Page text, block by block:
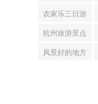
(37)
农家乐三日游
(34)
杭州旅游景点
推荐(33)
风景好的地方